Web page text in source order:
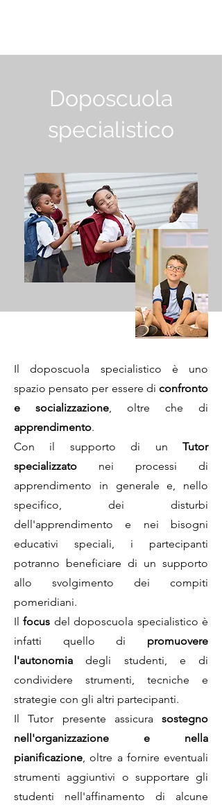
Doposcuola
specialistico
Il doposcuola specialistico è uno
spazio pensato per essere di confronto
e socializzazione, oltre che di
apprendimento.
Con il supporto di un Tutor
specializzato nei processi di
apprendimento in generale e, nello
specifico, dei disturbi
dell'apprendimento e nei bisogni
educativi speciali, i partecipanti
potranno beneficiare di un supporto
allo svolgimento dei compiti
pomeridiani.
Ilfocus del doposcuola specialistico è
infatti quello di promuovere
l'autonomia degli studenti, e di
condividere strumenti, tecniche e
strategie con gli altri partecipanti.
Il Tutor presente assicura sostegno
nell'organizzazione e nella
pianificazione, oltre a fornire eventuali
strumenti aggiuntivi o supportare gli
studenti nell'affinamento di alcune